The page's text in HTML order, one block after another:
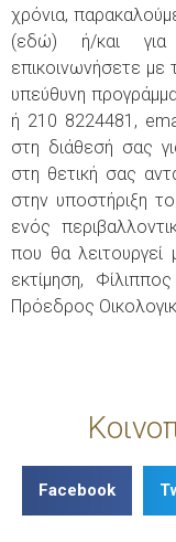
χρόνια,
(εδώ) ή/και για
επικοινωνήσετε με
υπεύθυνη
ή 210 8224481,
στη διάθεσή σας
στη θετική σας
στην υποστήριξη
ενός
που θα λειτουργεί
εκτίμηση,
Πρόεδρος
Facebook